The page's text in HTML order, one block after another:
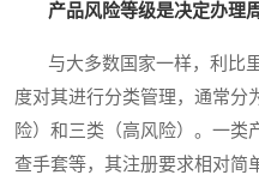
产品风险等级是决定办理
与大多数国家一样，利比里
度对其进行分类管理，通常分
险）和三类（高风险）。一类
查手套等，其注册要求相对简